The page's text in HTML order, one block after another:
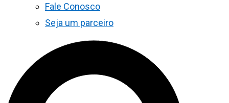
Fale Conosco
Seja um parceiro